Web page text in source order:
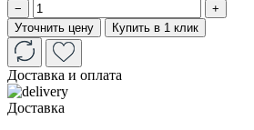
−
+
Уточнить цену
Купить в 1 клик
Доставка и оплата
Доставка